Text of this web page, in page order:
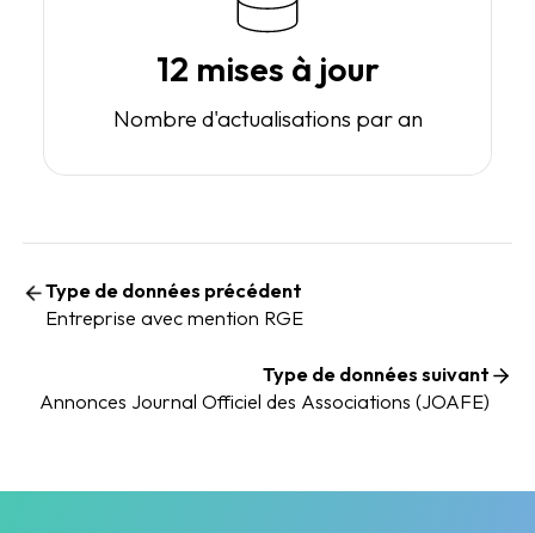
12 mises à jour
Nombre d'actualisations par an
Type de données précédent
Entreprise avec mention RGE
Type de données suivant
Annonces Journal Officiel des Associations (JOAFE)